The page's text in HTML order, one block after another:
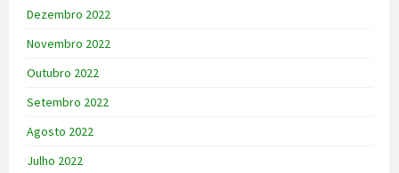
Dezembro 2022
Novembro 2022
Outubro 2022
Setembro 2022
Agosto 2022
Julho 2022